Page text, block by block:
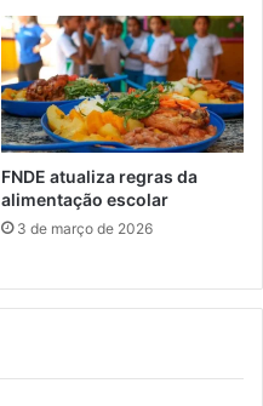
FNDE atualiza regras da
alimentação escolar
3 de março de 2026